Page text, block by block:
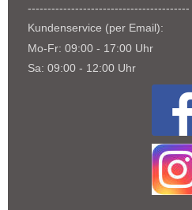
-----------------------------------------
Kundenservice (per Email):
Mo-Fr: 09:00 - 17:00 Uhr
Sa: 09:00 - 12:00 Uhr